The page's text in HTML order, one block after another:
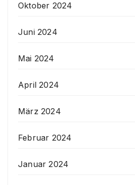
Oktober 2024
Juni 2024
Mai 2024
April 2024
März 2024
Februar 2024
Januar 2024